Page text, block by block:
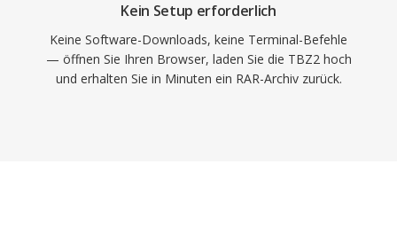
Kein Setup erforderlich
Keine Software-Downloads, keine Terminal-Befehle
— öffnen Sie Ihren Browser, laden Sie die TBZ2 hoch
und erhalten Sie in Minuten ein RAR-Archiv zurück.